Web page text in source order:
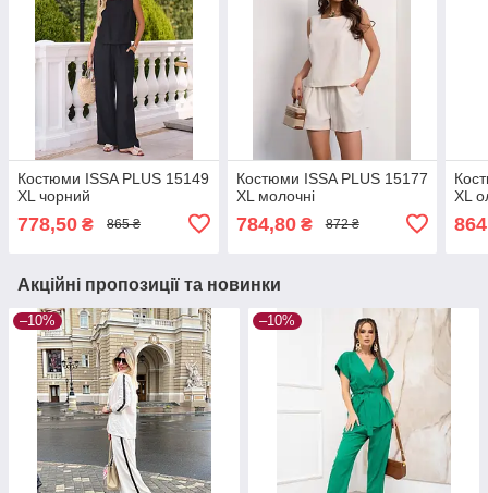
Костюми ISSA PLUS 15149
XL чорний
778,50 ₴ 865 ₴
Костюми ISSA PLUS 15177
XL молочні
784,80₴ 872 ₴
XL
Акційні пропозиції та новинки
–10% –10%